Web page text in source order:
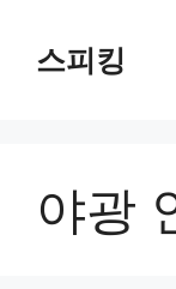
스피킹
야광